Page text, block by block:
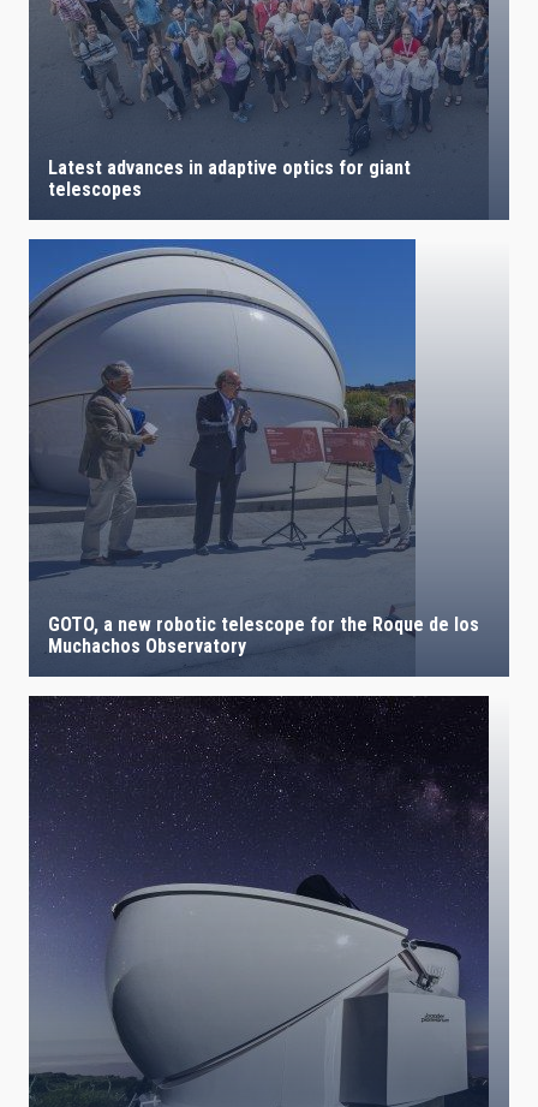
Latest advances in adaptive optics for giant
telescopes
GOTO, a new robotic telescope for the Roque de los
Muchachos Observatory